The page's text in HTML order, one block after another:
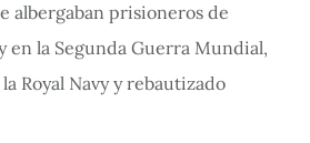
albergaban prisioneros de
en la Segunda Guerra Mundial,
Royal Navy y rebautizado